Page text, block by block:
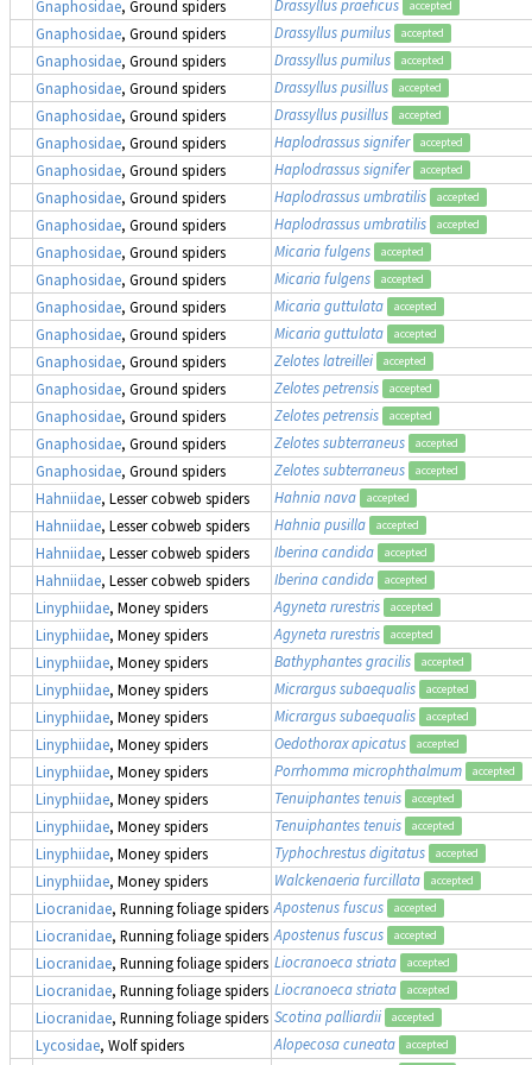
Gnaphosidae, Ground spiders Drassyllus praeficus accepted
Gnaphosidae, Ground spiders Drassyllus pumilus accepted
Gnaphosidae, Ground spiders Drassyllus pumilus accepted
Gnaphosidae, Ground spiders Drassyllus pusillus accepted
Gnaphosidae, Ground spiders Drassyllus pusillus accepted
Gnaphosidae, Ground spiders Haplodrassus signifer accepted
Gnaphosidae, Ground spiders Haplodrassus signifer accepted
Gnaphosidae, Ground spiders Haplodrassus umbratilis accepted
Gnaphosidae, Ground spiders Haplodrassus umbratilis accepted
Gnaphosidae, Ground spiders Micaria fulgens accepted
Gnaphosidae, Ground spiders Micaria fulgens accepted
Gnaphosidae, Ground spiders Micaria guttulata accepted
Gnaphosidae, Ground spiders Micaria guttulata accepted
Gnaphosidae, Ground spiders Zelotes latreillei accepted
Gnaphosidae, Ground spiders Zelotes petrensis accepted
Gnaphosidae, Ground spiders Zelotes petrensis accepted
Gnaphosidae, Ground spiders Zelotes subterraneus accepted
Gnaphosidae, Ground spiders Zelotes subterraneus accepted
Hahniidae, Lesser cobweb spiders Hahnia nava accepted
Hahniidae, Lesser cobweb spiders Hahnia pusilla accepted
Hahniidae, Lesser cobweb spiders Iberina candida accepted
Hahniidae, Lesser cobweb spiders Iberina candida accepted
Linyphiidae, Money spiders Agyneta rurestris accepted
Linyphiidae, Money spiders Agyneta rurestris accepted
Linyphiidae, Money spiders Bathyphantes gracilis accepted
Linyphiidae, Money spiders Micrargus subaequalis accepted
Linyphiidae, Money spiders Micrargus subaequalis accepted
Linyphiidae, Money spiders Oedothorax apicatus accepted
Linyphiidae, Money spiders Porrhomma microphthalmum accepted
Linyphiidae, Money spiders Tenuiphantes tenuis accepted
Linyphiidae, Money spiders Tenuiphantes tenuis accepted
Linyphiidae, Money spiders Typhochrestus digitatus accepted
Linyphiidae, Money spiders Walckenaeria furcillata accepted
Liocranidae, Running foliage spiders Apostenus fuscus accepted
Liocranidae, Running foliage spiders Apostenus fuscus accepted
Liocranidae, Running foliage spiders Liocranoeca striata accepted
Liocranidae, Running foliage spiders Liocranoeca striata accepted
Liocranidae, Running foliage spiders Scotina palliardii accepted
Lycosidae, Wolf spiders Alopecosa cuneata accepted